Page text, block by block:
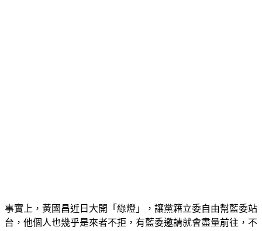
事實上，黃國昌近日大開「綠燈」，讓黨籍立委自由幫藍委站
台，他個人也幾乎是來者不拒，有藍委邀請就會盡量前往，不